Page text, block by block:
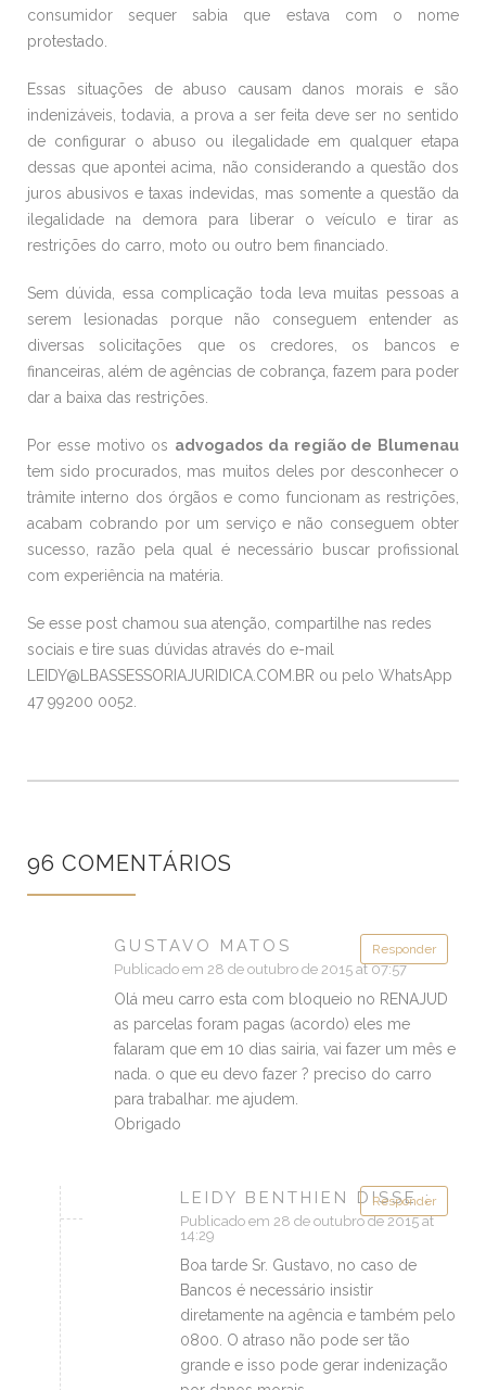
consumidor sequer sabia que estava com o nome
protestado.
Essas situações de abuso causam danos morais e são
indenizáveis, todavia, a prova a ser feita deve ser no sentido
de configurar o abuso ou ilegalidade em qualquer etapa
dessas que apontei acima, não considerando a questão dos
juros abusivos e taxas indevidas, mas somente a questão da
ilegalidade na demora para liberar o veículo e tirar as
restrições do carro, moto ou outro bem financiado.
Sem dúvida, essa complicação toda leva muitas pessoas a
serem lesionadas porque não conseguem entender as
diversas solicitações que os credores, os bancos e
financeiras, além de agências de cobrança, fazem para poder
dar a baixa das restrições.
Por esse motivo os advogados da região de Blumenau
tem sido procurados, mas muitos deles por desconhecer o
trâmite interno dos órgãos e como funcionam as restrições,
acabam cobrando por um serviço e não conseguem obter
sucesso, razão pela qual é necessário buscar profissional
com experiência na matéria.
Se esse post chamou sua atenção, compartilhe nas redes
sociais e tire suas dúvidas através do e-mail
LEIDY@LBASSESSORIAJURIDICA.COM.BR ou pelo WhatsApp
47 99200 0052.
96 COMENTÁRIOS
Responder
GUSTAVO MATOS
Publicado em 28 de outubro de 2015 at 07:57
Olá meu carro esta com bloqueio no RENAJUD
as parcelas foram pagas (acordo) eles me
falaram que em 10 dias sairia, vai fazer um mês e
nada. o que eu devo fazer ? preciso do carro
para trabalhar. me ajudem.
Obrigado
Responder
LEIDY BENTHIEN DISSE :
Publicado em 28 de outubro de 2015 at
14:29
Boa tarde Sr. Gustavo, no caso de
Bancos é necessário insistir
diretamente na agência e também pelo
0800. O atraso não pode ser tão
grande e isso pode gerar indenização